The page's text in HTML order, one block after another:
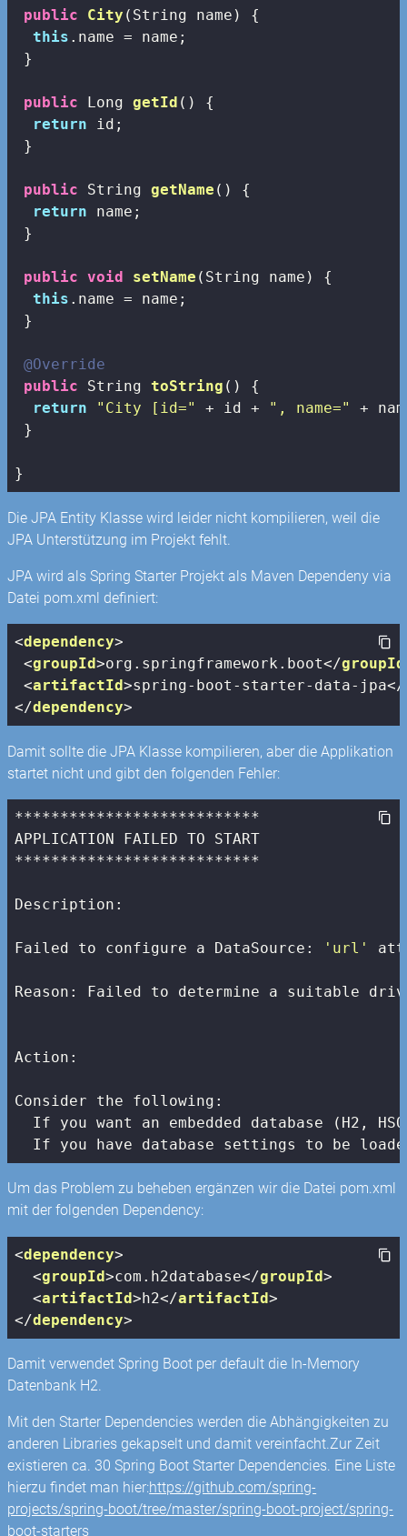
public City (String name)
{
this .name = name;
}
public Long getId ()
{
return id;
}
public String getName ()
{
return name;
}
public void setName (String name)
{
this .name = name;
}
@Override
public String toString ()
{
return
"City [id=" + id + ", name="
+
}
}
Die JPA Entity Klasse wird leider nicht kompilieren, weil die
JPA Unterstützung im Projekt fehlt.
JPA wird als Spring Starter Projekt als Maven Dependeny via
Datei pom.xml definiert:
<dependency>
<groupId>org.springframework.boot</groupId
<artifactId>spring-boot-starter-data-jpa</
</dependency>
Damit sollte die JPA Klasse kompilieren, aber die Applikation
startet nicht und gibt den folgenden Fehler:
***************************
APPLICATION FAILED TO START
***************************
Description:
Failed to configure a DataSource: 'url'
Reason: Failed to determine a suitable
Action:
Consider the following:
If you want an embedded database (H2,
If you have database settings to be
Um das Problem zu beheben ergänzen wir die Datei pom.xml
mit der folgenden Dependency:
<dependency>
<groupId>com.h2database</groupId>
<artifactId>h2</artifactId>
</dependency>
Damit verwendet Spring Boot per default die In-Memory
Datenbank H2.
Mit den Starter Dependencies werden die Abhängigkeiten zu
anderen Libraries gekapselt und damit vereinfacht.Zur Zeit
existieren ca. 30 Spring Boot Starter Dependencies. Eine Liste
hierzu findet man hier:https://github.com/spring-
projects/spring-boot/tree/master/spring-boot-project/spring-
boot-starters